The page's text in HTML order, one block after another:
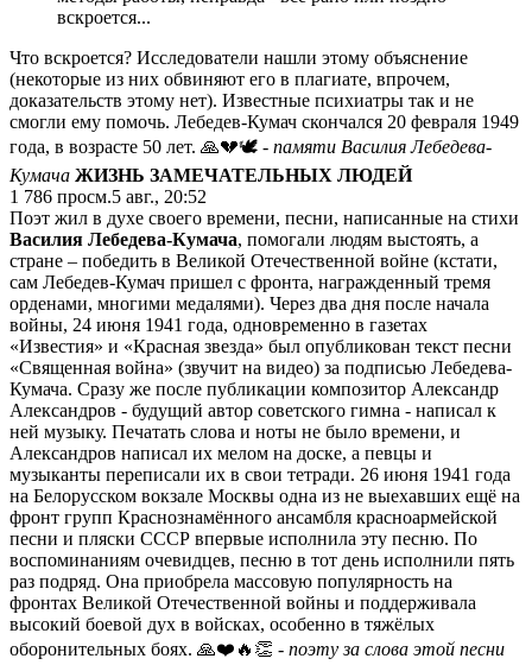
вскроется...
Что вскроется? Исследователи нашли этому объяснение
(некоторые из них обвиняют его в плагиате, впрочем,
доказательств этому нет). Известные психиатры так и не
смогли ему помочь. Лебедев-Кумач скончался 20 февраля 1949
года, в возрасте 50 лет. 🙏💔🕊 - памяти Василия Лебедева-
Кумача ЖИЗНЬ ЗАМЕЧАТЕЛЬНЫХ ЛЮДЕЙ
1 786 просм.5 авг., 20:52
Поэт жил в духе своего времени, песни, написанные на стихи
Василия Лебедева-Кумача, помогали людям выстоять, а
стране – победить в Великой Отечественной войне (кстати,
сам Лебедев-Кумач пришел с фронта, награжденный тремя
орденами, многими медалями). Через два дня после начала
войны, 24 июня 1941 года, одновременно в газетах
«Известия» и «Красная звезда» был опубликован текст песни
«Священная война» (звучит на видео) за подписью Лебедева-
Кумача. Сразу же после публикации композитор Александр
Александров - будущий автор советского гимна - написал к
ней музыку. Печатать слова и ноты не было времени, и
Александров написал их мелом на доске, а певцы и
музыканты переписали их в свои тетради. 26 июня 1941 года
на Белорусском вокзале Москвы одна из не выехавших ещё на
фронт групп Краснознамённого ансамбля красноармейской
песни и пляски СССР впервые исполнила эту песню. По
воспоминаниям очевидцев, песню в тот день исполнили пять
раз подряд. Она приобрела массовую популярность на
фронтах Великой Отечественной войны и поддерживала
высокий боевой дух в войсках, особенно в тяжёлых
оборонительных боях. 🙏❤️🔥👏 - поэту за слова этой песни